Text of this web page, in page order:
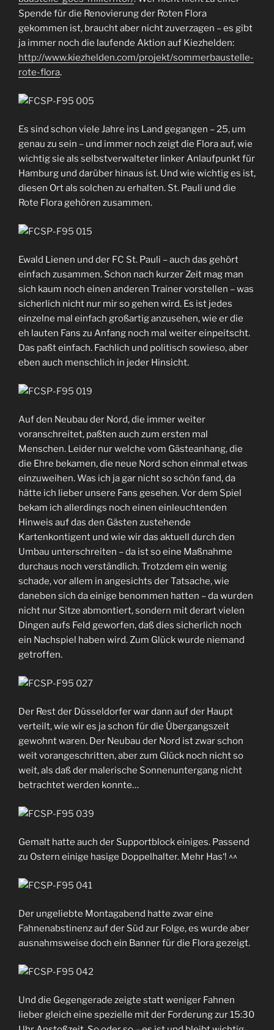
Spende für die Renovierung der Roten Flora
gekommen ist, braucht aber nicht zuverzagen – es gibt
ja immer noch die laufende Aktion auf Kiezhelden:
http://www.kiezhelden.com/projekt/sommerbaustelle-
rote-flora.
Es sind schon viele Jahre ins Land gegangen – 25, um
genau zu sein – und immer noch zeigt die Flora auf, wie
wichtig sie als selbstverwalteter linker Anlaufpunkt für
Hamburg und darüber hinaus ist. Und wie wichtig es ist,
diesen Ort als solchen zu erhalten. St. Pauli und die
Rote Flora gehören zusammen.
Ewald Lienen und der FC St. Pauli – auch das gehört
einfach zusammen. Schon nach kurzer Zeit mag man
sich kaum noch einen anderen Trainer vorstellen – was
sicherlich nicht nur mir so gehen wird. Es ist jedes
einzelne mal einfach großartig anzusehen, wie er die
eh lauten Fans zu Anfang noch mal weiter einpeitscht.
Das paßt einfach. Fachlich und politisch sowieso, aber
eben auch menschlich in jeder Hinsicht.
Auf den Neubau der Nord, die immer weiter
voranschreitet, paßten auch zum ersten mal
Menschen. Leider nur welche vom Gästeanhang, die
die Ehre bekamen, die neue Nord schon einmal etwas
einzuweihen. Was ich ja gar nicht so schön fand, da
hätte ich lieber unsere Fans gesehen. Vor dem Spiel
bekam ich allerdings noch einen einleuchtenden
Hinweis auf das den Gästen zustehende
Kartenkontigent und wie wir das aktuell durch den
Umbau unterschreiten – da ist so eine Maßnahme
durchaus noch verständlich. Trotzdem ein wenig
schade, vor allem in angesichts der Tatsache, wie
daneben sich da einige benommen hatten – da wurden
nicht nur Sitze abmontiert, sondern mit derart vielen
Dingen aufs Feld geworfen, daß dies sicherlich noch
ein Nachspiel haben wird. Zum Glück wurde niemand
getroffen.
Der Rest der Düsseldorfer war dann auf der Haupt
verteilt, wie wir es ja schon für die Übergangszeit
gewohnt waren. Der Neubau der Nord ist zwar schon
weit vorangeschritten, aber zum Glück noch nicht so
weit, als daß der malerische Sonnenuntergang nicht
betrachtet werden konnte…
Gemalt hatte auch der Supportblock einiges. Passend
zu Ostern einige hasige Doppelhalter. Mehr Has‘! ^^
Der ungeliebte Montagabend hatte zwar eine
Fahnenabstinenz auf der Süd zur Folge, es wurde aber
ausnahmsweise doch ein Banner für die Flora gezeigt.
Und die Gegengerade zeigte statt weniger Fahnen
lieber gleich eine spezielle mit der Forderung zur 15:30